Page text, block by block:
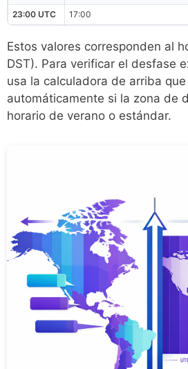
23:00 UTC
17:00
Estos valores corresponden al
DST). Para verificar el desfase
usa la calculadora de arriba
automáticamente si la zona de
horario de verano o estándar.